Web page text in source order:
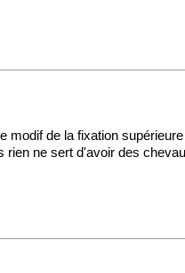
modif de la fixation
ne sert d'avoir des